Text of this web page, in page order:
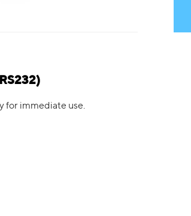
for immediate use.